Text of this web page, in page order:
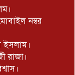
নম্বর
ইসলাম।
রাজা।